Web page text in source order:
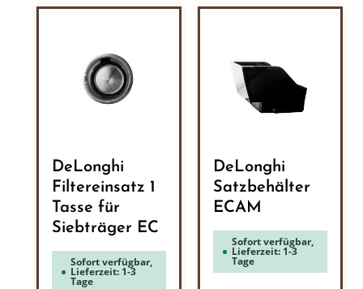
DeLonghi
Filtereinsatz 1
Tasse für
Siebträger EC
Sofort verfügbar,
Lieferzeit: 1-3
Tage
DeLonghi
Satzbehälter
ECAM
Sofort verfügbar,
Lieferzeit: 1-3
Tage